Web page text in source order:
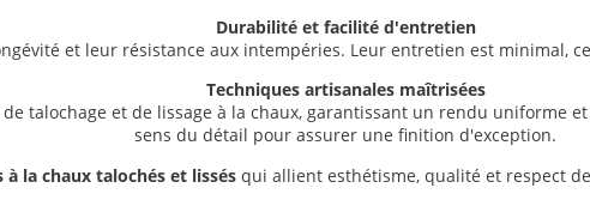
Durabilité et facilité d'entretien
et leur résistance aux intempéries. Leur entretien est minimal,
Techniques artisanales maîtrisées
de talochage et de lissage à la chaux, garantissant un rendu
sens du détail pour assurer une finition d'exception.
à la chaux talochés et lissésqui allient esthétisme, qualité et respect